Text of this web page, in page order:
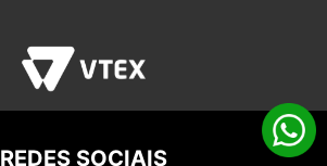
REDES SOCIAIS